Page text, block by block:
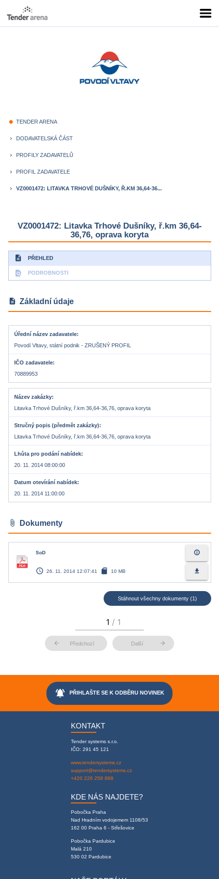
fiber_manual_record TENDER ARENA
keyboard_arrow_right DODAVATELSKÁ ČÁST
keyboard_arrow_right PROFILY ZADAVATELŮ
keyboard_arrow_right PROFIL ZADAVATELE
keyboard_arrow_right VZ0001472: LITAVKA TRHOVÉ DUŠNÍKY, Ř.KM 36,64-36...
VZ0001472: Litavka Trhové Dušníky, ř.km 36,64-
36,76, oprava koryta
description PŘEHLED
find_in_page PODROBNOSTI
description Základní údaje
Úřední název zadavatele
Povodí Vltavy, státní podnik - ZRUŠENÝ PROFIL
IČO zadavatele
70889953
Název zakázky
Litavka Trhové Dušníky, ř.km 36,64-36,76, oprava koryta
Stručný popis (předmět zakázky)
Litavka Trhové Dušníky, ř.km 36,64-36,76, oprava koryta
Lhůta pro podání nabídek
20. 11. 2014 08:00:00
Datum otevírání nabídek
20. 11. 2014 11:00:00
attach_file Dokumenty
SoD
access_time 26. 11. 2014 12:07:41 sd_card 10 MB
info_outline
file_download
Stáhnout všechny dokumenty (1)
arrow_back Předchozí Další arrow_forward
notifications_active PŘIHLAŠTE SE K ODBĚRU NOVINEK
KONTAKT
Tender systems s.r.o.
IČO: 291 45 121
www.tendersystems.cz
support@tendersystems.cz
+420 226 258 888
KDE NÁS NAJDETE?
Pobočka Praha
Nad Hradním vodojemem 1108/53
162 00 Praha 6 - Střešovice
Pobočka Pardubice
Malá 210
530 02 Pardubice